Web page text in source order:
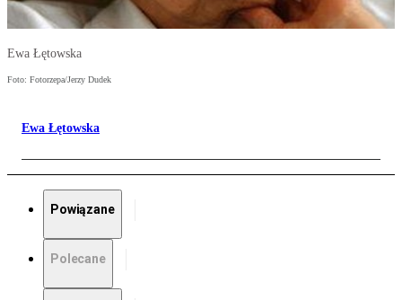
Ewa Łętowska
Foto: Fotorzepa/Jerzy Dudek
Ewa Łętowska
Powiązane
Polecane